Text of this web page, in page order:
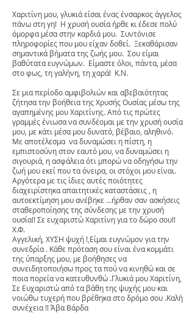
Χαριτίνη μου, γλυκιά είσαι ένας ένσαρκος άγγελος
πάνω στη γη! Η χρυσή ουσία ήρθε κι έδεσε πολύ
όμορφα μέσα στην καρδιά μου. Συντόνισε
πληροφορίες που μου είχαν δοθεί. Ξεκαθάρισαν
σημαντικά βήματα της ζωής μου. Σου είμαι
βαθύτατα ευγνώμων. Είμαστε όλοι, πάντα, μέσα
στο φως, τη γαλήνη, τη χαρά! Κ.Ν.
Σε μια περίοδο αμφιβολιών και αβεβαιότητας
ζήτησα την βοήθεια της Χρυσής Ουσίας μέσω της
αγαπημένης μου Χαριτίνης. Από τις πρώτες
γραμμές ένιωσα να συνδέομαι με την χρυσή ουσία
μου, με κάτι μέσα μου δυνατό, βέβαιο, αληθινό.
Με αποτέλεσμα να δυναμώσει η πίστη, η
εμπιστοσύνη στον εαυτό μου, να δυναμώσει η
σιγουριά, η ασφάλεια ότι μπορώ να οδηγήσω την
ζωή μου εκεί που τα όνειρα, οι στόχοι μου είναι.
Αργότερα με τις ίδιες αυτές ποιότητες
διαχειρίστηκα απαιτητικές καταστάσεις , η
αυτοεκτίμηση μου ανέβηκε ...ήρθαν σαν ασκήσεις
σταθεροποίησης της σύνδεσης με την χρυσή
ουσία!! Σε ευχαριστώ Χαριτίνη για το δώρο σου!!
Χ.Φ.
Αγγελική, ΧΥΣΗ ψυχή !,Είμαι ευγνώμον για την
συνεδρία . Κάθε πρόταση σου είναι ένα κομμάτι
της ύπαρξης μου, με βοήθησες να
συνειδητοποιήσω προς τα πού να κινηθώ και σε
ποια πορεία να κατευθυνθώ .Γλυκιά μου Χαριτίνη,
Σε Ευχαριστώ από τα βάθη της ψυχής μου και
νοιώθω τυχερή που βρέθηκα στο δρόμο σου .Καλή
συνέχεια !! Άβα Βάρδα